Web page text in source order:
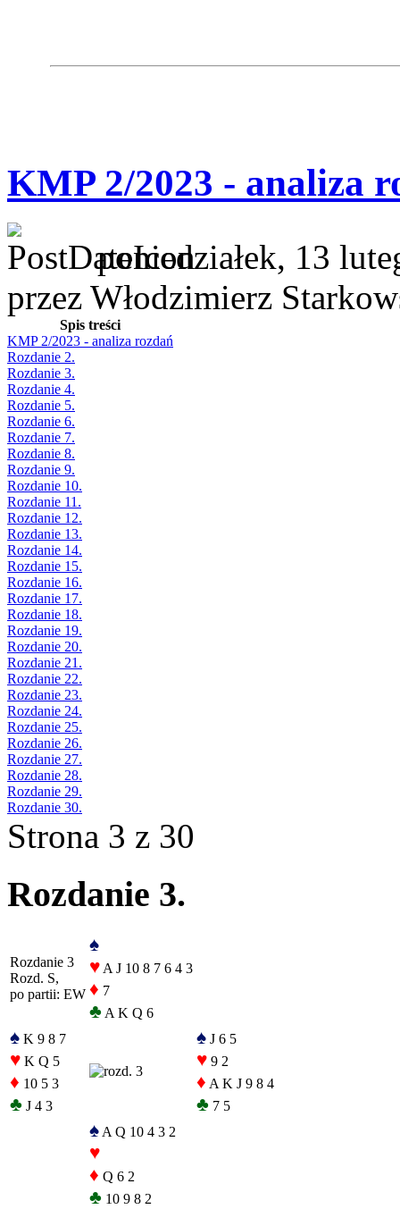
KMP 2/2023 - analiza
poniedziałek, 13
przez Włodzimierz
Spis treści
KMP 2/2023 - analiza rozdań
Rozdanie 2.
Rozdanie 3.
Rozdanie 4.
Rozdanie 5.
Rozdanie 6.
Rozdanie 7.
Rozdanie 8.
Rozdanie 9.
Rozdanie 10.
Rozdanie 11.
Rozdanie 12.
Rozdanie 13.
Rozdanie 14.
Rozdanie 15.
Rozdanie 16.
Rozdanie 17.
Rozdanie 18.
Rozdanie 19.
Rozdanie 20.
Rozdanie 21.
Rozdanie 22.
Rozdanie 23.
Rozdanie 24.
Rozdanie 25.
Rozdanie 26.
Rozdanie 27.
Rozdanie 28.
Rozdanie 29.
Rozdanie 30.
Strona 3 z 30
Rozdanie 3.
Rozdanie 3
Rozd. S,
po partii: EW
♠
♥ A J 10 8 7 6 4 3
♦ 7
♣ A K Q 6
♠ K 9 8 7
♥ K Q 5
♦ 10 5 3
♣ J 4 3
♠ J 6 5
♥ 9 2
♦ A K J 9 8 4
♣ 7 5
♠ A Q 10 4 3 2
♥
♦ Q 6 2
♣ 10 9 8 2